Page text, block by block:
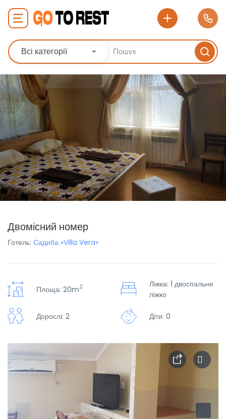
Всі категорії
Двомісний номер
Готель: Садиба «Villa Vera»
Площа: 20m2
Ліжка: 1 двоспальне
ліжко
Дорослі: 2 Діти: 0